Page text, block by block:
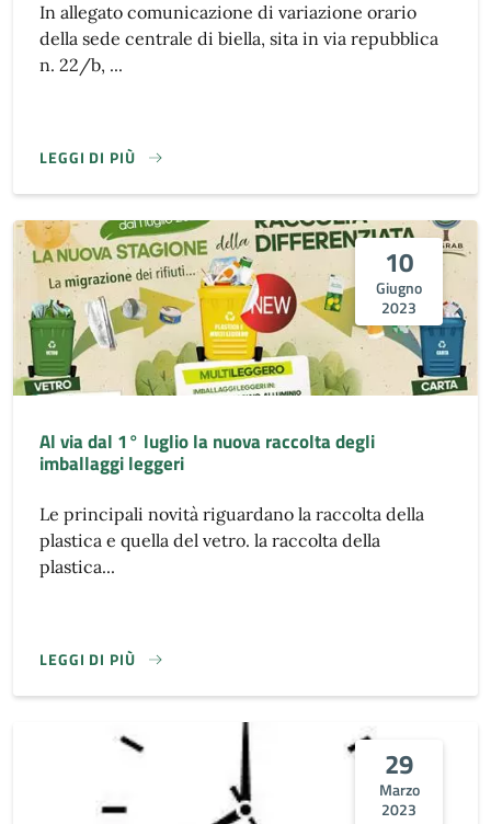
In allegato comunicazione di variazione orario
della sede centrale di biella, sita in via repubblica
n. 22/b, ...
LEGGI DI PIÙ
10
Giugno
2023
Al via dal 1° luglio la nuova raccolta degli
imballaggi leggeri
Le principali novità riguardano la raccolta della
plastica e quella del vetro. la raccolta della
plastica...
LEGGI DI PIÙ
29
Marzo
2023